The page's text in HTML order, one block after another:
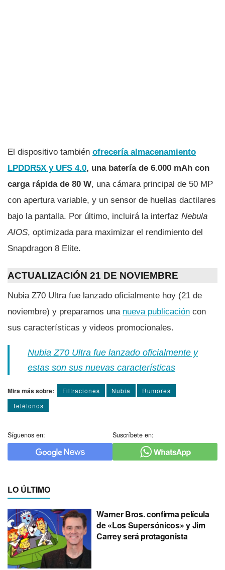
El dispositivo también ofrecería almacenamiento
LPDDR5X y UFS 4.0, una batería de 6.000 mAh con
carga rápida de 80 W, una cámara principal de 50 MP
con apertura variable, y un sensor de huellas dactilares
bajo la pantalla. Por último, incluirá la interfaz Nebula
AIOS, optimizada para maximizar el rendimiento del
Snapdragon 8 Elite.
ACTUALIZACIÓN 21 DE NOVIEMBRE
Nubia Z70 Ultra fue lanzado oficialmente hoy (21 de
noviembre) y preparamos una nueva publicación con
sus características y videos promocionales.
Nubia Z70 Ultra fue lanzado oficialmente y
estas son sus nuevas características
Mira más sobre: Filtraciones Nubia
Rumores
Teléfonos
Síguenos en: Suscríbete en:
LO ÚLTIMO
Warner Bros. confirma película
de «Los Supersónicos» y Jim
Carrey será protagonista